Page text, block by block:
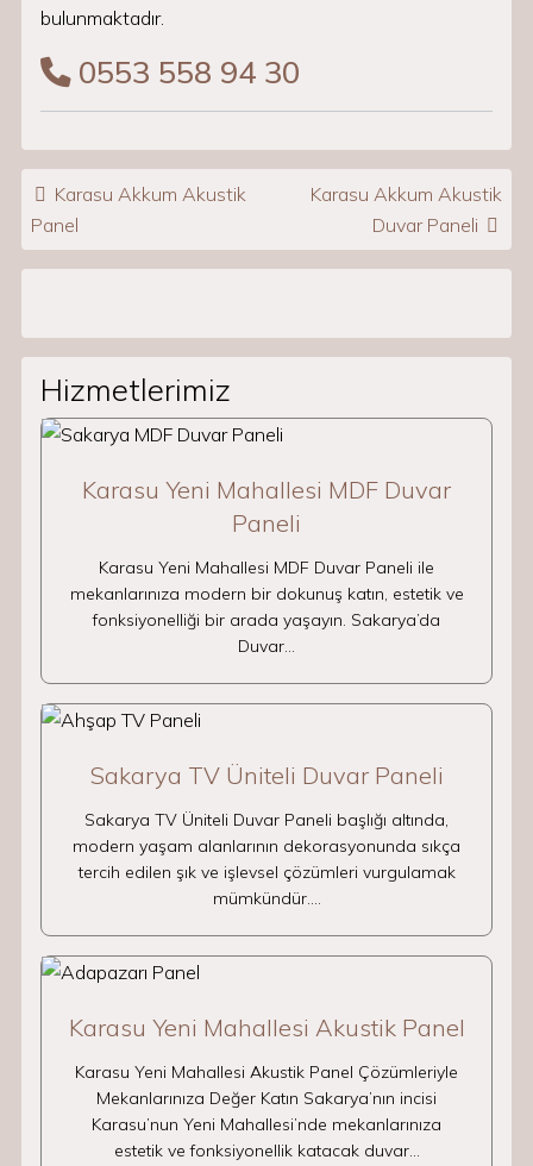
bulunmaktadır.
0553 558 94 30
Post navigation
Karasu Akkum Akustik
Panel
Karasu Akkum Akustik
Duvar Paneli
Hizmetlerimiz
Karasu Yeni Mahallesi MDF Duvar
Paneli
Karasu Yeni Mahallesi MDF Duvar Paneli ile
mekanlarınıza modern bir dokunuş katın, estetik ve
fonksiyonelliği bir arada yaşayın. Sakarya’da
Duvar…
Sakarya TV Üniteli Duvar Paneli
Sakarya TV Üniteli Duvar Paneli başlığı altında,
modern yaşam alanlarının dekorasyonunda sıkça
tercih edilen şık ve işlevsel çözümleri vurgulamak
mümkündür.…
Karasu Yeni Mahallesi Akustik Panel
Karasu Yeni Mahallesi Akustik Panel Çözümleriyle
Mekanlarınıza Değer Katın Sakarya’nın incisi
Karasu’nun Yeni Mahallesi’nde mekanlarınıza
estetik ve fonksiyonellik katacak duvar…